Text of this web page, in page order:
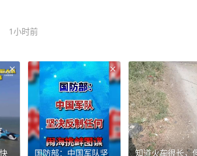
1小时前
国防部：中国军队坚 知道火车很长，